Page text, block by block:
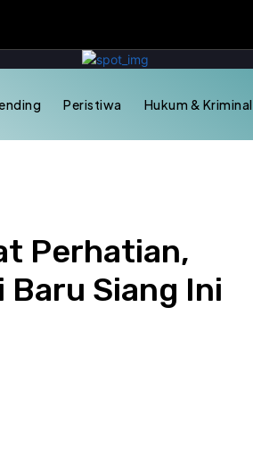
Peristiwa Hukum & Kriminal
Perhatian,
Siang Ini